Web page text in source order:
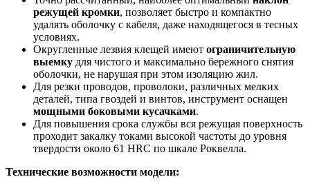
режущей кромки, позволяет быстро и компактно
удалять оболочку с кабеля, даже находящегося в тесных
условиях.
Округленные лезвия клещей имеют ограничительную
выемку для чистого и максимально бережного снятия
оболочки, не нарушая при этом изоляцию жил.
Для резки проводов, проволоки, различных мелких
деталей, типа гвоздей и винтов, инструмент оснащен
мощными боковыми кусачками.
Для повышения срока службы вся режущая поверхность
проходит закалку токами высокой частоты до уровня
твердости около 61 HRC по шкале Роквелла.
Технические возможности модели: